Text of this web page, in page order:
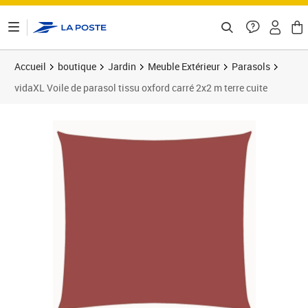
Accueil boutique Jardin Meuble Extérieur
Parasols
vidaXL Voile de parasol tissu oxford carré 2x2 m terre cuite